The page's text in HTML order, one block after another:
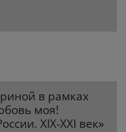
в рамках
моя!
XIX-XXI век»